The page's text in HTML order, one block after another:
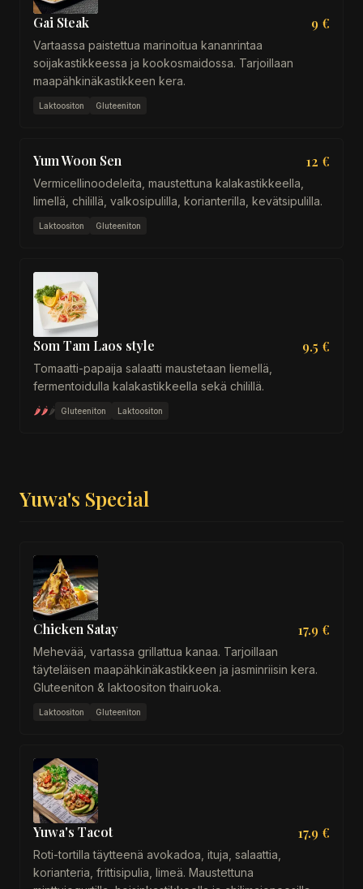
Gai Steak 9 €
Vartaassa paistettua marinoitua kananrintaa
soijakastikkeessa ja kookosmaidossa. Tarjoillaan
maapähkinäkastikkeen kera.
Laktoositon Gluteeniton
Yum Woon Sen 12 €
Vermicellinoodeleita, maustettuna kalakastikkeella,
limellä, chilillä, valkosipulilla, korianterilla, kevätsipulilla.
Laktoositon Gluteeniton
Som Tam Laos style 9.5 €
Tomaatti-papaija salaatti maustetaan liemellä,
fermentoidulla kalakastikkeella sekä chilillä.
🌶🌶🌶 Gluteeniton Laktoositon
Yuwa's Special
Chicken Satay 17.9 €
Mehevää, vartassa grillattua kanaa. Tarjoillaan
täyteläisen maapähkinäkastikkeen ja jasminriisin kera.
Gluteeniton & laktoositon thairuoka.
Laktoositon Gluteeniton
Yuwa's Tacot 17.9 €
Roti-tortilla täytteenä avokadoa, ituja, salaattia,
korianteria, frittisipulia, limeä. Maustettuna